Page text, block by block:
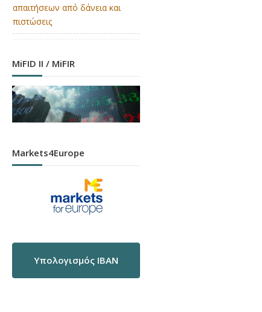
απαιτήσεων από δάνεια και
πιστώσεις
MiFID II / MiFIR
Markets4Europe
Υπολογισμός IBAN